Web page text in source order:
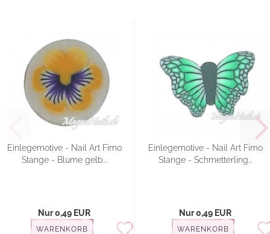
Einlegemotive - Nail Art Fimo
Stange - Blume gelb...
Nur 0,49 EUR
WARENKORB
Einlegemotive - Nail Art Fimo
Stange - Schmetterling...
Nur 0,49 EUR
WARENKORB